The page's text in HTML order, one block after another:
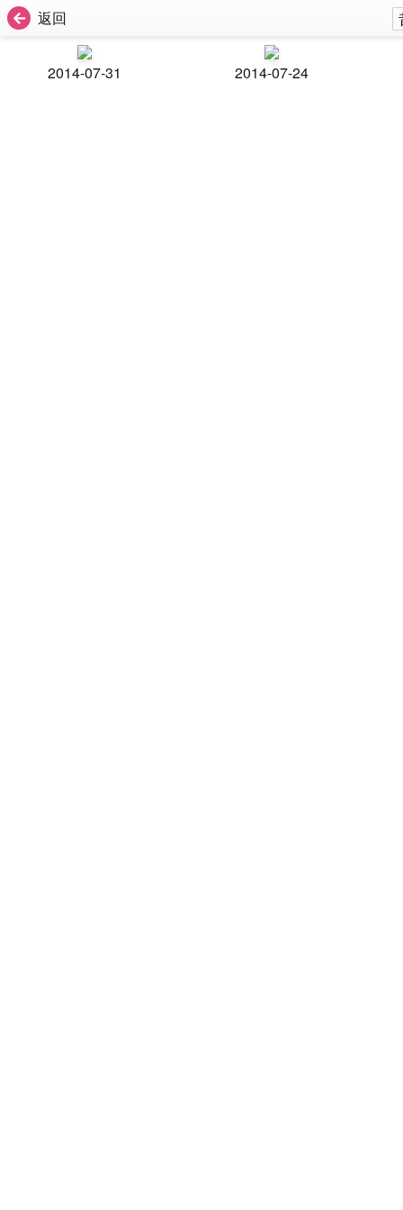
返回
2014-07-31 2014-07-24